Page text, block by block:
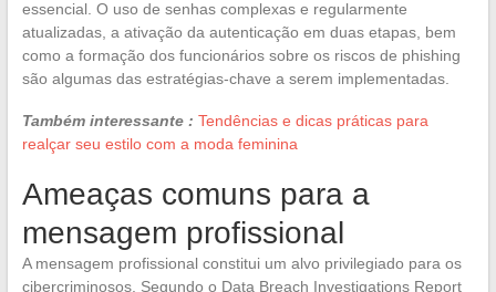
essencial. O uso de senhas complexas e regularmente
atualizadas, a ativação da autenticação em duas etapas, bem
como a formação dos funcionários sobre os riscos de phishing
são algumas das estratégias-chave a serem implementadas.
Também interessante : Tendências e dicas práticas para
realçar seu estilo com a moda feminina
Ameaças comuns para a
mensagem profissional
A mensagem profissional constitui um alvo privilegiado para os
cibercriminosos. Segundo o Data Breach Investigations Report